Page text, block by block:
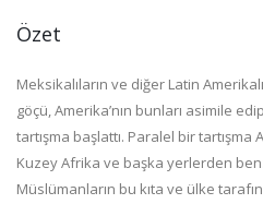
Özet
Meksikalıların ve diğer Latin
göçü, Amerika’nın bunları asimile
tartışma başlattı. Paralel bir tartışma
Kuzey Afrika ve başka yerlerden
Müslümanların bu kıta ve ülke